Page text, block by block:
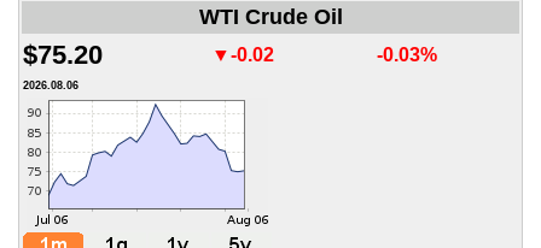
WTI Crude Oil
$75.20 ▼-0.02 -0.03%
2026.08.06